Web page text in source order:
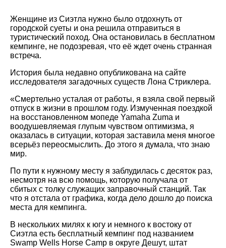
Женщине из Сиэтла нужно было отдохнуть от
городской суеты и она решила отправиться в
туристический поход. Она остановилась в бесплатном
кемпинге, не подозревая, что её ждет очень странная
встреча.
История была недавно опубликована на сайте
исследователя загадочных существ Лона Стриклера.
«Смертельно усталая от работы, я взяла свой первый
отпуск в жизни в прошлом году. Измученная поездкой
на восстановленном мопеде Yamaha Zuma и
воодушевляемая глупым чувством оптимизма, я
оказалась в ситуации, которая заставила меня многое
всерьёз переосмыслить. До этого я думала, что знаю
мир.
По пути к нужному месту я заблудилась с десяток раз,
несмотря на всю помощь, которую получала от
сбитых с толку служащих заправочный станций. Так
что я отстала от графика, когда дело дошло до поиска
места для кемпинга.
В нескольких милях к югу и немного к востоку от
Сиэтла есть бесплатный кемпинг под названием
Swamp Wells Horse Camp в округе Дешут, штат